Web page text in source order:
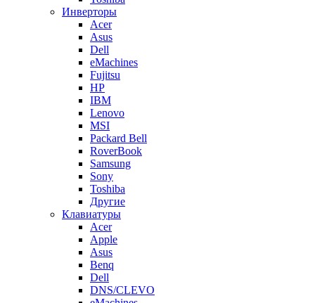
Инверторы
Acer
Asus
Dell
eMachines
Fujitsu
HP
IBM
Lenovo
MSI
Packard Bell
RoverBook
Samsung
Sony
Toshiba
Другие
Клавиатуры
Acer
Apple
Asus
Benq
Dell
DNS/CLEVO